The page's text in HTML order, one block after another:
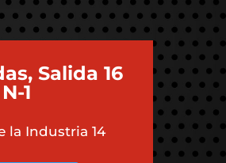
Salida 16
N-1
la Industria 14